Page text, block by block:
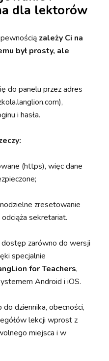
dla lektorów
zależy Ci na
był prosty, ale
do panelu przez adres
i hasła.
(https), więc dane
zresetowanie
sekretariat.
zarówno do wersji
specjalnie
for Teachers,
Android i iOS.
dziennika, obecności,
lekcji wprost z
miejsca i w